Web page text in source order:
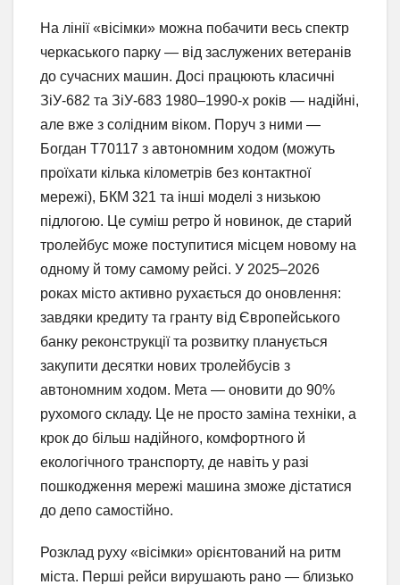
На лінії «вісімки» можна побачити весь спектр
черкаського парку — від заслужених ветеранів
до сучасних машин. Досі працюють класичні
ЗіУ-682 та ЗіУ-683 1980–1990-х років — надійні,
але вже з солідним віком. Поруч з ними —
Богдан Т70117 з автономним ходом (можуть
проїхати кілька кілометрів без контактної
мережі), БКМ 321 та інші моделі з низькою
підлогою. Це суміш ретро й новинок, де старий
тролейбус може поступитися місцем новому на
одному й тому самому рейсі. У 2025–2026
роках місто активно рухається до оновлення:
завдяки кредиту та гранту від Європейського
банку реконструкції та розвитку планується
закупити десятки нових тролейбусів з
автономним ходом. Мета — оновити до 90%
рухомого складу. Це не просто заміна техніки, а
крок до більш надійного, комфортного й
екологічного транспорту, де навіть у разі
пошкодження мережі машина зможе дістатися
до депо самостійно.
Розклад руху «вісімки» орієнтований на ритм
міста. Перші рейси вирушають рано — близько